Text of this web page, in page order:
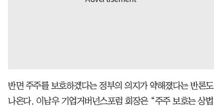
반면 주주를 보호하겠다는 정부의 의지가 약해졌다는 반론도
나온다. 이남우 기업거버넌스포럼 회장은 “주주 보호는 상법